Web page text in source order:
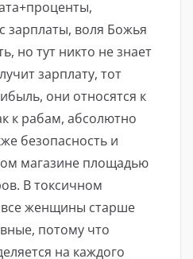
зарплаты, воля Божья
но тут никто не знает
зарплату, тот
они относятся к
к рабам, абсолютно
безопасность и
магазине площадью
В токсичном
все женщины старше
потому что
на каждого